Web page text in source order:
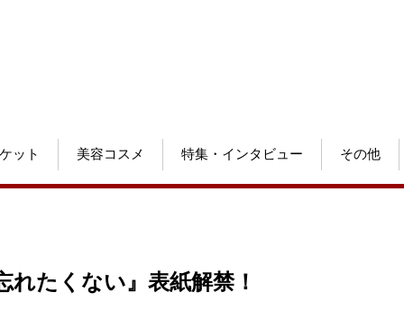
ット 美容コスメ 特集・インタビュー その他
たくない』表紙解禁！